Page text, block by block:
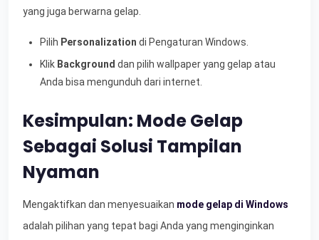
yang juga berwarna gelap.
Pilih Personalization di Pengaturan Windows.
Klik Background dan pilih wallpaper yang gelap atau
Anda bisa mengunduh dari internet.
Kesimpulan: Mode Gelap
Sebagai Solusi Tampilan
Nyaman
Mengaktifkan dan menyesuaikan mode gelap di Windows
adalah pilihan yang tepat bagi Anda yang menginginkan